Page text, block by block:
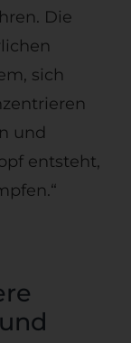
Die
sich
und
entsteht,